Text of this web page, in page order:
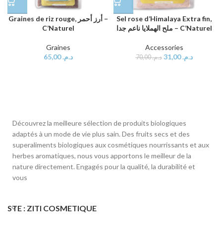
Graines de riz rouge, أرز أحمر –
C’Naturel
Graines
د.م.65,00
Sel rose d’Himalaya Extra fin,
ملح الهملايا ناعم جدا – C’Naturel
Accessories
د.م.70,00 د.م.31,00
Découvrez la meilleure sélection de produits biologiques
adaptés à un mode de vie plus sain. Des fruits secs et des
superaliments biologiques aux cosmétiques nourrissants et aux
herbes aromatiques, nous vous apportons le meilleur de la
nature directement. Engagés pour la qualité, la durabilité et
vous
STE : ZITI COSMETIQUE